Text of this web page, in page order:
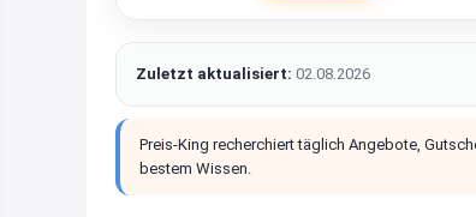
Zuletzt aktualisiert: 02.08.2026
Preis-King recherchiert täglich Angebote,
bestem Wissen.